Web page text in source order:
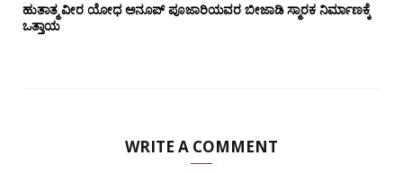
ಹುತಾತ್ಮ ವೀರ ಯೋಧ ಅನೂಪ್ ಪೂಜಾರಿಯವರ ಬೀಜಾಡಿ ಸ್ಮಾರಕ ನಿರ್ಮಾಣಕ್ಕೆ
ಒತ್ತಾಯ
WRITE A COMMENT